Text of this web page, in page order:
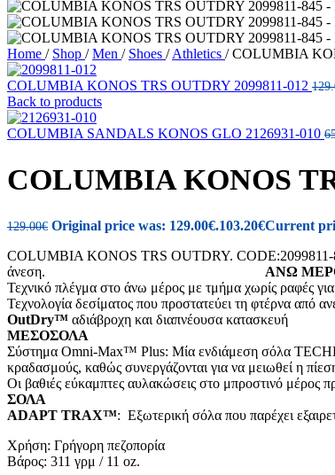
Home / Shop / Men / Shoes / Athletics / COLUMBIA
COLUMBIA KONOS TRS OUTDRY 2099811-012
Back to products
COLUMBIA SANDALS KONOS GLO 2126931-010
COLUMBIA KONOS
129.00€ Original price was: 129.00€.103.20€Current
COLUMBIA KONOS TRS OUTDRY.
άνεση. ΑΝΩ
Τεχνικό πλέγμα στο άνω μέρος με τμήμα χωρίς ραφές
Τεχνολογία δεσίματος που προστατεύει τη φτέρνα από
OutDry™ αδιάβροχη και διαπνέουσα κατασκευή
ΜΕΣΟΣΟΛΑ
Σύστημα Omni-Max™ Plus: Mία ενδιάμεση σόλα
κραδασμούς, καθώς συνεργάζονται για να μειωθεί η
Οι βαθιές εύκαμπτες αυλακώσεις στο μπροστινό μέρος
ΣΟΛΑ
ADAPT TRAX™: Εξωτερική σόλα που παρέχει
Χρήση: Γρήγορη πεζοπορία
Βάρος: 311 γρμ / 11 oz.